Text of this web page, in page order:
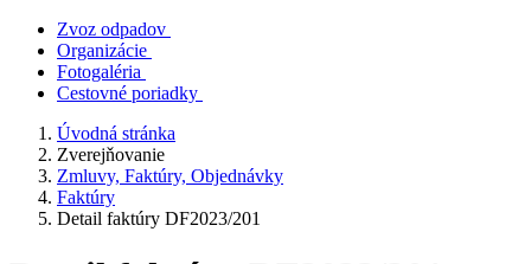
Zvoz odpadov
Organizácie
Fotogaléria
Cestovné poriadky
Úvodná stránka
Zverejňovanie
Zmluvy, Faktúry, Objednávky
Faktúry
Detail faktúry DF2023/201